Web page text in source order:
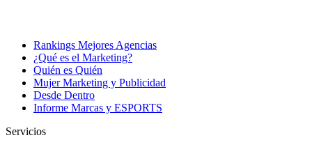
Rankings Mejores Agencias
¿Qué es el Marketing?
Quién es Quién
Mujer Marketing y Publicidad
Desde Dentro
Informe Marcas y ESPORTS
Servicios